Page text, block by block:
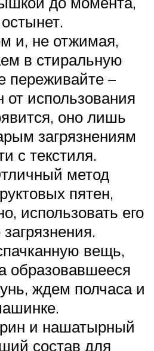
и, не отжимая,
в стиральную
переживайте –
от использования
оно лишь
загрязнениям
с текстиля.
метод
пятен,
использовать его
вещь,
образовавшееся
ждем полчаса и
и нашатырный
состав для